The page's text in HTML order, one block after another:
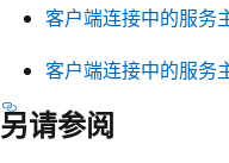
客户端连接中的服务
客户端连接中的服务
另请参阅